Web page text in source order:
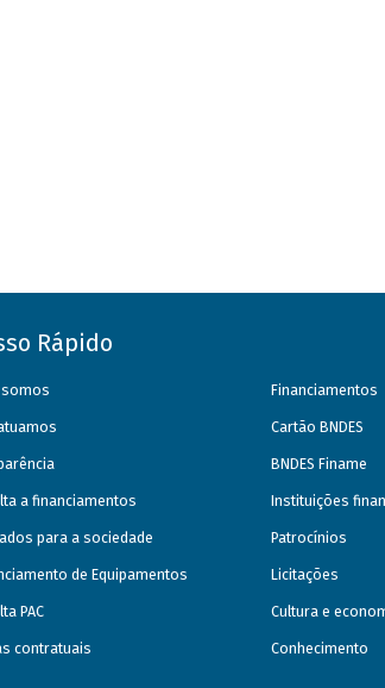
Rápido
a financiamentos
para a sociedade
de Equipamentos
PAC
contratuais
Financiamentos
Cartão BNDES
BNDES Finame
Instituições
Patrocínios
Licitações
Cultura e
Conhecimento